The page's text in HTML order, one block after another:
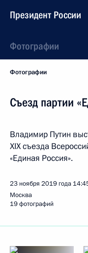
Президент России
Фотографии
Фотографии
Съезд партии
Владимир Путин
XIX съезда
«Единая Россия».
23 ноября 2019 года
Москва
19 фотографий